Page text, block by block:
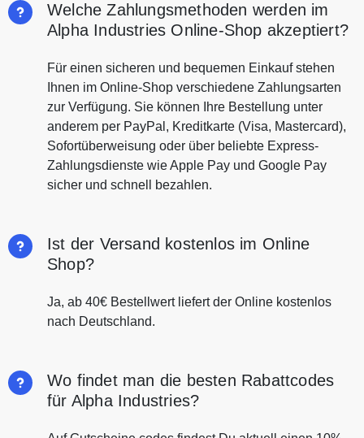
Welche Zahlungsmethoden werden im
Alpha Industries Online-Shop akzeptiert?
Für einen sicheren und bequemen Einkauf stehen
Ihnen im Online-Shop verschiedene Zahlungsarten
zur Verfügung. Sie können Ihre Bestellung unter
anderem per PayPal, Kreditkarte (Visa, Mastercard),
Sofortüberweisung oder über beliebte Express-
Zahlungsdienste wie Apple Pay und Google Pay
sicher und schnell bezahlen.
Ist der Versand kostenlos im Online
Shop?
Ja, ab 40€ Bestellwert liefert der Online kostenlos
nach Deutschland.
Wo findet man die besten Rabattcodes
für Alpha Industries?